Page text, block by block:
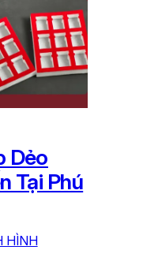
Dẻo
Tại Phú
HÌNH